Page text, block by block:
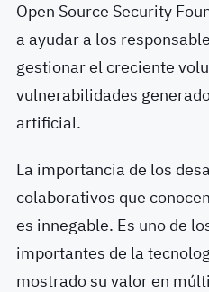
Open Source Security
a ayudar a los
gestionar el creciente
vulnerabilidades
artificial.
La importancia de los
colaborativos que
es innegable. Es uno de
importantes de la
mostrado su valor en